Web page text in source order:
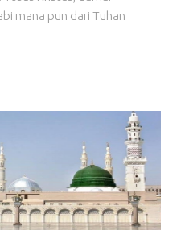
mana pun dari Tuhan